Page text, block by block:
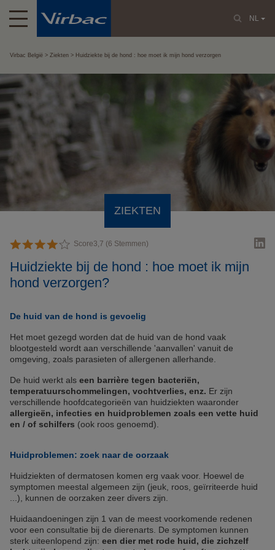
NL
Virbac België Ziekten Huidziekte bij de hond : hoe moet ik mijn hond verzorgen
ZIEKTEN
Score3,7 (6 Stemmen)
Huidziekte bij de hond : hoe moet ik mijn
hond verzorgen?
De huid van de hond is gevoelig
Het moet gezegd worden dat de huid van de hond vaak
blootgesteld wordt aan verschillende 'aanvallen' vanuit de
omgeving, zoals parasieten of allergenen allerhande.
De huid werkt als een barrière tegen bacteriën,
temperatuurschommelingen, vochtverlies, enz. Er zijn
verschillende hoofdcategorieën van huidziekten waaronder
allergieën, infecties en huidproblemen zoals een vette huid
en / of schilfers (ook roos genoemd).
Huidproblemen: zoek naar de oorzaak
Huidziekten of dermatosen komen erg vaak voor. Hoewel de
symptomen meestal algemeen zijn (jeuk, roos, geïrriteerde huid
...), kunnen de oorzaken zeer divers zijn.
Huidaandoeningen zijn 1 van de meest voorkomende redenen
voor een consultatie bij de dierenarts. De symptomen kunnen
sterk uiteenlopend zijn: een dier met rode huid, die zichzelf